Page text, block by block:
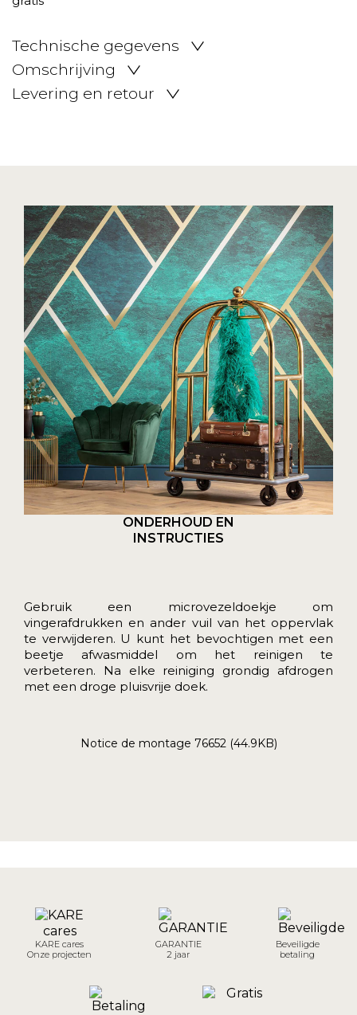
Technische gegevens
Omschrijving
Levering en retour
ONDERHOUD EN
INSTRUCTIES
Gebruik een microvezeldoekje om
vingerafdrukken en ander vuil van het oppervlak
te verwijderen. U kunt het bevochtigen met een
beetje afwasmiddel om het reinigen te
verbeteren. Na elke reiniging grondig afdrogen
met een droge pluisvrije doek.
Notice de montage 76652 (44.9KB)
KARE cares
Onze projecten
GARANTIE
2 jaar
Beveiligde
betaling